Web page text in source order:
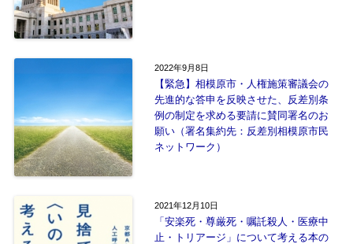
2022年9月8日
【緊急】相模原市・人権施策審議会の
先進的な答申を反映させた、反差別条
例の制定を求める要請に賛同署名のお
願い（署名集約先：反差別相模原市民
ネットワーク）
2021年12月10日
「安楽死・尊厳死・嘱託殺人・医療中
止・トリアージ」について考える本の